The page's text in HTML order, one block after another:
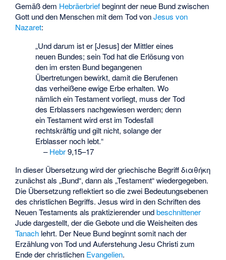
Gemäß dem Hebräerbriefbeginnt der neue Bund zwischen
Gott und den Menschen mit dem Tod vonJesus von
Nazaret:
„Und darum ist er [Jesus] der Mittler eines
neuen Bundes; sein Tod hat die Erlösung von
den im ersten Bund begangenen
Übertretungen bewirkt, damit die Berufenen
das verheißene ewige Erbe erhalten. Wo
nämlich ein Testament vorliegt, muss der Tod
des Erblassers nachgewiesen werden; denn
ein Testament wird erst im Todesfall
rechtskräftig und gilt nicht, solange der
Erblasser noch lebt.“
–Hebr9,15–17
In dieser Übersetzung wird der griechische Begriffδιαθήκη
zunächst als „Bund“, dann als „Testament“ wiedergegeben.
Die Übersetzung reflektiert so die zwei Bedeutungsebenen
des christlichen Begriffs. Jesus wird in den Schriften des
Neuen Testaments als praktizierender undbeschnittener
Jude dargestellt, der die Gebote und die Weisheiten des
Tanach lehrt. Der Neue Bund beginnt somit nach der
Erzählung von Tod und Auferstehung Jesu Christi zum
Ende der christlichen Evangelien.